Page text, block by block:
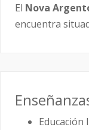
El Nova
encuentra
Educación